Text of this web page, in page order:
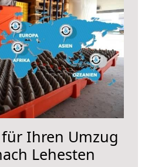
für Ihren Umzug
Lehesten